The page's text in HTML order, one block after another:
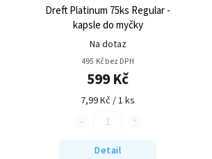
Dreft Platinum 75ks Regular -
kapsle do myčky
Na dotaz
495 Kč bez DPH
599 Kč
7,99 Kč / 1 ks
Detail